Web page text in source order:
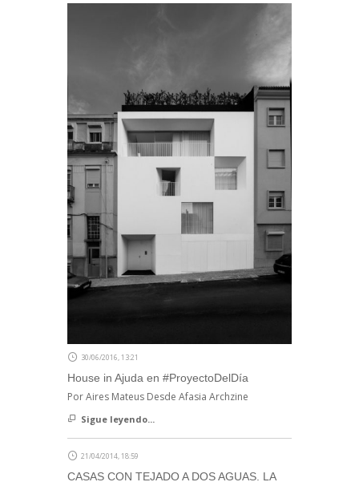
30/06/2016, 13:21
House in Ajuda en #ProyectoDelDía
Por Aires Mateus Desde Afasia Archzine
Sigue leyendo...
21/04/2014, 18:59
CASAS CON TEJADO A DOS AGUAS. LA